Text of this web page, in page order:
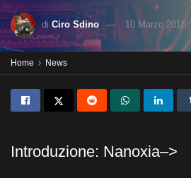
di Ciro Sdino 10 Marzo 2016
Home News
Introduzione: Nanoxia–>